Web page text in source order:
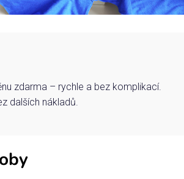
zdarma – rychle a bez komplikací.
dalších nákladů.